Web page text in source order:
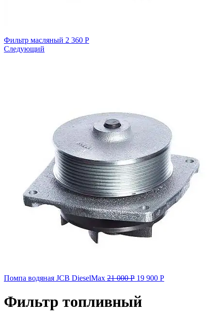
Фильтр масляный 2 360 Р
Следующий
Помпа водяная JCB DieselMax 21 000Р 19 900 Р
Фильтр топливный